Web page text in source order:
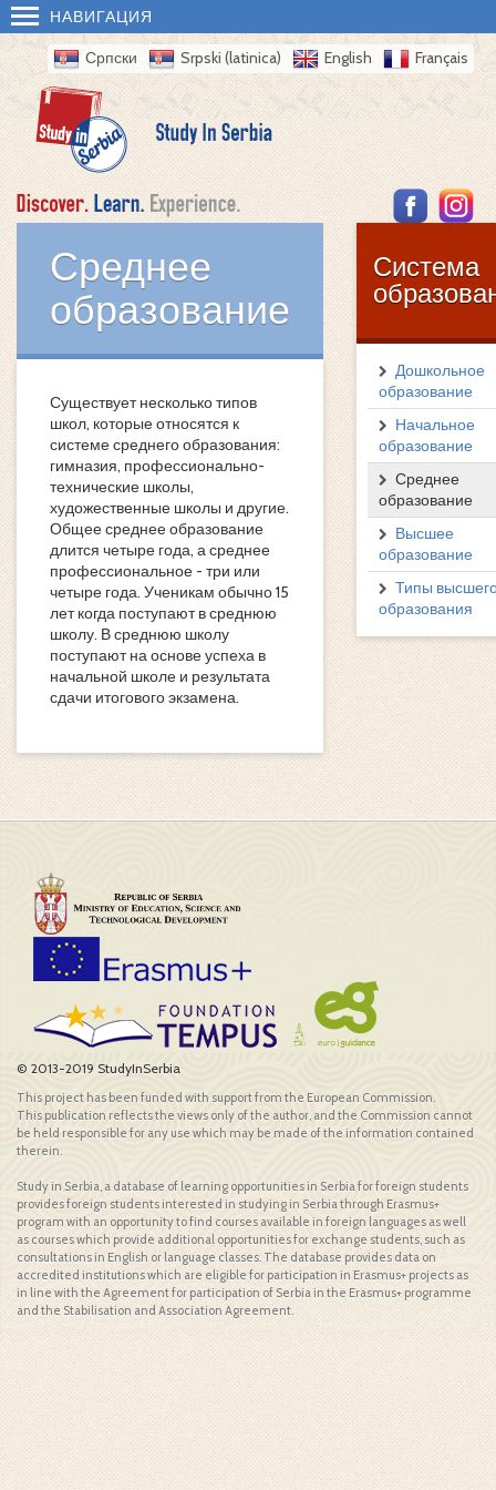
НАВИГАЦИЯ
Српски Srpski (latinica) English Français
Система
Дошкольное
образование
Начальное
образование
Среднее
образование
Высшее
образование
Типы
образования
Среднее
образование
Существует несколько типов
школ, которые относятся к
системе среднего образования:
гимназия, профессионально-
технические школы,
художественные школы и другие.
Общее среднее образование
длится четыре года, а среднее
профессиональное - три или
четыре года. Ученикам обычно 15
лет когда поступают в среднюю
школу. В среднюю школу
поступают на основе успеха в
начальной школе и результата
сдачи итогового экзамена.
© 2013-2019 StudyInSerbia
This project has been funded with support from the European Commission.
This publication reflects the views only of the author, and the Commission cannot
be held responsible for any use which may be made of the information contained
therein.
Study in Serbia, a database of learning opportunities in Serbia for foreign students
provides foreign students interested in studying in Serbia through Erasmus+
program with an opportunity to find courses available in foreign languages as well
as courses which provide additional opportunities for exchange students, such as
consultations in English or language classes. The database provides data on
accredited institutions which are eligible for participation in Erasmus+ projects as
in line with the Agreement for participation of Serbia in the Erasmus+ programme
and the Stabilisation and Association Agreement.